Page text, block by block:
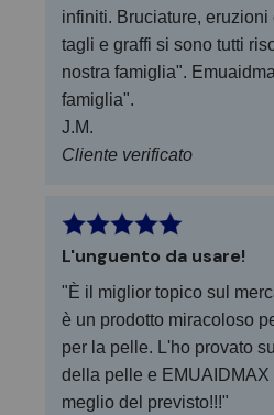
infiniti. Bruciature, eruzioni
tagli e graffi si sono tutti
nostra famiglia".
famiglia".
J.M.
Cliente verificato
L'unguento da usare!
"È il miglior topico sul
è un prodotto miracoloso
per la pelle. L'ho provato
della pelle e EMUAIDMAX
meglio del previsto!!!"